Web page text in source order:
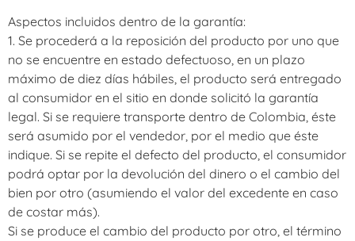
Aspectos incluidos dentro de la garantía:
1. Se procederá a la reposición del producto por uno que
no se encuentre en estado defectuoso, en un plazo
máximo de diez días hábiles, el producto será entregado
al consumidor en el sitio en donde solicitó la garantía
legal. Si se requiere transporte dentro de Colombia, éste
será asumido por el vendedor, por el medio que éste
indique. Si se repite el defecto del producto, el consumidor
podrá optar por la devolución del dinero o el cambio del
bien por otro (asumiendo el valor del excedente en caso
de costar más).
Si se produce el cambio del producto por otro, el término